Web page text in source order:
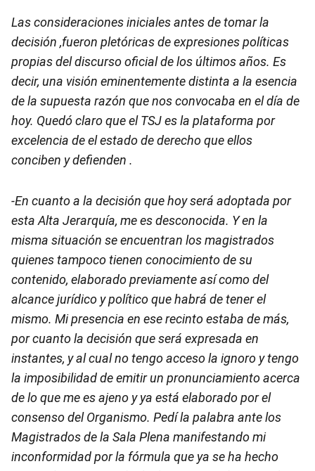
Las consideraciones iniciales antes de tomar la
decisión ,fueron pletóricas de expresiones políticas
propias del discurso oficial de los últimos años. Es
decir, una visión eminentemente distinta a la esencia
de la supuesta razón que nos convocaba en el día de
hoy. Quedó claro que el TSJ es la plataforma por
excelencia de el estado de derecho que ellos
conciben y defienden .
-En cuanto a la decisión que hoy será adoptada por
esta Alta Jerarquía, me es desconocida. Y en la
misma situación se encuentran los magistrados
quienes tampoco tienen conocimiento de su
contenido, elaborado previamente así como del
alcance jurídico y político que habrá de tener el
mismo. Mi presencia en ese recinto estaba de más,
por cuanto la decisión que será expresada en
instantes, y al cual no tengo acceso la ignoro y tengo
la imposibilidad de emitir un pronunciamiento acerca
de lo que me es ajeno y ya está elaborado por el
consenso del Organismo. Pedí la palabra ante los
Magistrados de la Sala Plena manifestando mi
inconformidad por la fórmula que ya se ha hecho